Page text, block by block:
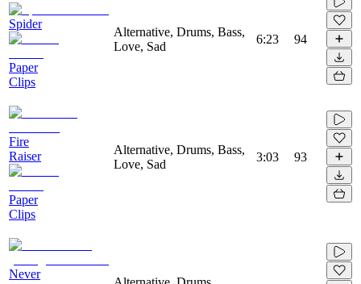
Spider
Paper
Clips
Alternative, Drums, Bass,
Love, Sad
6:23 94
Fire
Raiser
Paper
Clips
Alternative, Drums, Bass,
Love, Sad
3:03 93
Never